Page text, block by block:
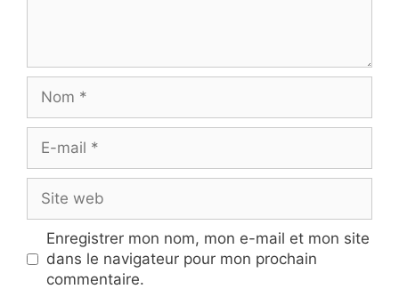
mail
web
Enregistrer mon nom, mon e-mail et mon site
dans le navigateur pour mon prochain
commentaire.